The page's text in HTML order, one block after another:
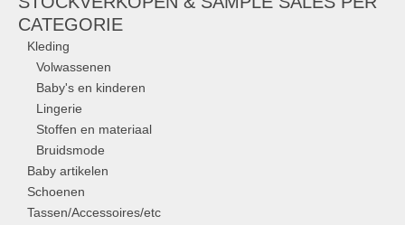
CATEGORIE
Kleding
Volwassenen
Baby's en kinderen
Lingerie
Stoffen en materiaal
Bruidsmode
Baby artikelen
Schoenen
Tassen/Accessoires/etc